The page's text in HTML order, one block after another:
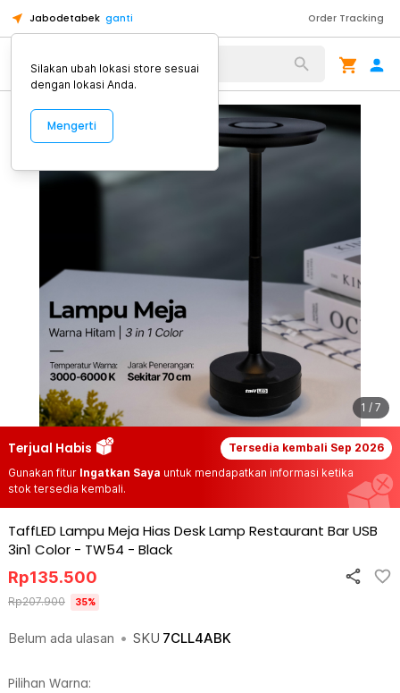
Jabodetabek ganti Order Tracking
Alat Kopi
1 / 7
Terjual Habis Tersedia kembali Sep 2026
Gunakan fitur Ingatkan Saya untuk mendapatkan informasi ketika
stok tersedia kembali.
TaffLED Lampu Meja Hias Desk Lamp Restaurant Bar USB
3in1 Color - TW54 - Black
Belum ada ulasan • SKU 7CLL4ABK
Rp135.500
Rp207.900 35%
Pilihan Warna:
Silakan ubah lokasi store sesuai
dengan lokasi Anda.
Mengerti